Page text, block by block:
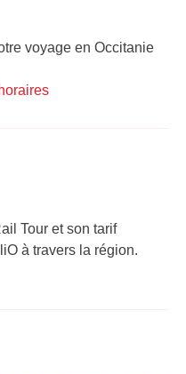
voyage en Occitanie
Tour et son tarif
à travers la région.